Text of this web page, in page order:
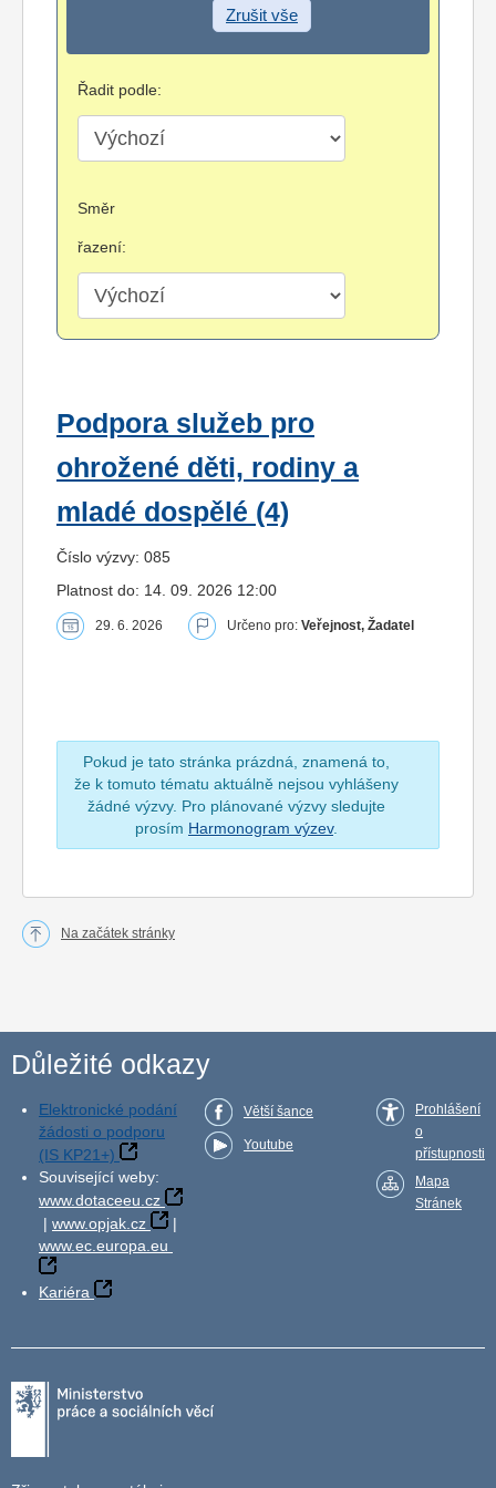
Zrušit vše
Řadit podle:
Směr
řazení:
Podpora služeb pro
ohrožené děti, rodiny a
mladé dospělé (4)
Číslo výzvy: 085
Platnost do: 14. 09. 2026 12:00
29. 6. 2026 Určeno pro: Veřejnost, Žadatel
Pokud je tato stránka prázdná, znamená to,
že k tomuto tématu aktuálně nejsou vyhlášeny
žádné výzvy. Pro plánované výzvy sledujte
prosím Harmonogram výzev.
Na začátek stránky
Důležité odkazy
Elektronické podání
žádosti o podporu
(IS KP21+)
Související weby:
www.dotaceeu.cz
| www.opjak.cz
|
www.ec.europa.eu
Kariéra
Větší šance
Youtube
Prohlášení
o
přístupnosti
Mapa
Stránek